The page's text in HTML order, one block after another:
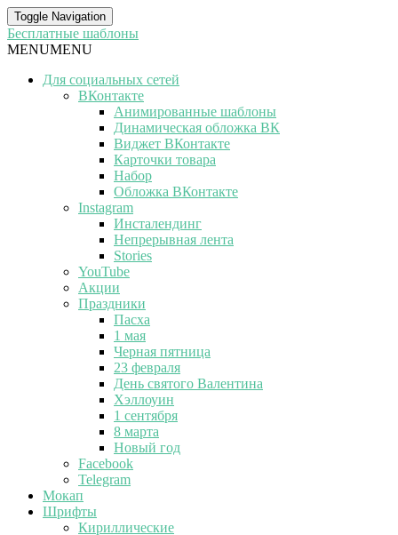
Toggle Navigation
Бесплатные шаблоны
MENUMENU
Для социальных сетей
ВКонтакте
Анимированные шаблоны
Динамическая обложка ВК
Виджет ВКонтакте
Карточки товара
Набор
Обложка ВКонтакте
Instagram
Инсталендинг
Непрерывная лента
Stories
YouTube
Акции
Праздники
Пасха
1 мая
Черная пятница
23 февраля
День святого Валентина
Хэллоуин
1 сентября
8 марта
Новый год
Facebook
Telegram
Мокап
Шрифты
Кириллические